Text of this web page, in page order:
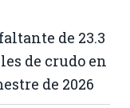
de 23.3
de crudo en
de 2026